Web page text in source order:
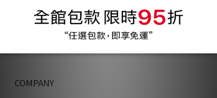
COMPANY